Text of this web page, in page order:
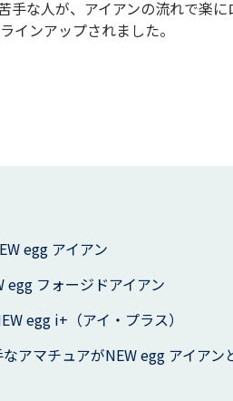
手な人が、アイアンの流れで楽に
インアップされました。
egg アイアン
フォージドアイアン
egg i+（アイ・プラス）
アマチュアがNEW egg アイアン